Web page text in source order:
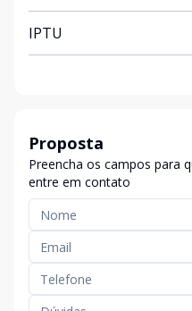
IPTU
Proposta
Preencha os campos para
entre em contato